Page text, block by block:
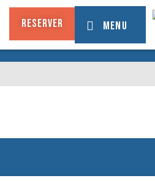
RESERVER MENU